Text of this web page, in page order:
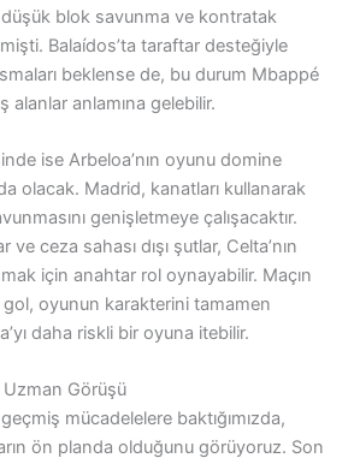
düşük blok savunma ve kontratak
Balaídos’ta taraftar desteğiyle
beklense de, bu durum Mbappé
alanlar anlamına gelebilir.
ise Arbeloa’nın oyunu domine
olacak. Madrid, kanatları kullanarak
genişletmeye çalışacaktır.
ceza sahası dışı şutlar, Celta’nın
için anahtar rol oynayabilir. Maçın
gol, oyunun karakterini tamamen
daha riskli bir oyuna itebilir.
Görüşü
mücadelelere baktığımızda,
ön planda olduğunu görüyoruz. Son